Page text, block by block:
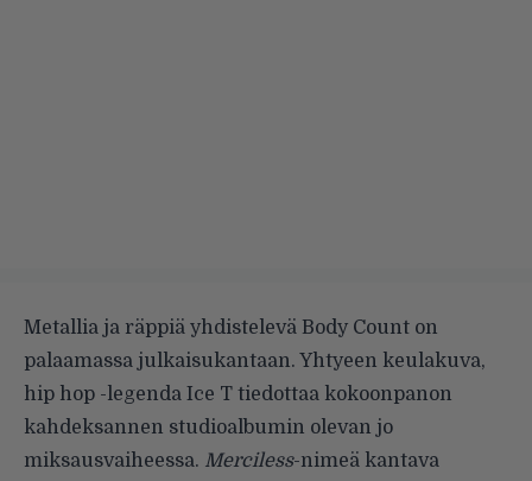
Metallia ja räppiä yhdistelevä Body Count on
palaamassa julkaisukantaan. Yhtyeen keulakuva,
hip hop -legenda Ice T tiedottaa kokoonpanon
kahdeksannen studioalbumin olevan jo
miksausvaiheessa. Merciless-nimeä kantava